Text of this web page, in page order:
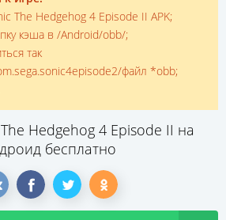
The Hedgehog 4 Episode II APK;
кэша в /Android/obb/;
так
файл *obb;
Hedgehog 4 Episode II на
бесплатно